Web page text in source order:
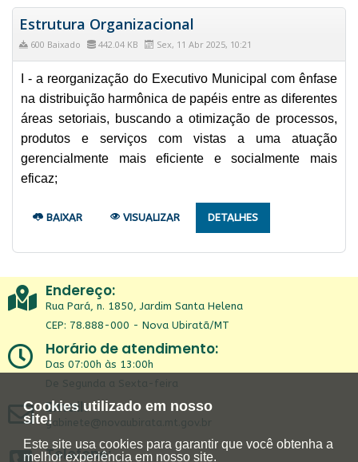
Cookies utilizado em nosso
site!
Este site usa cookies para garantir que você obtenha a
melhor experiência em nosso site.
Estrutura Organizacional
600 Baixado 442.04 KB Sex, 11 Abr 2025, 10:21
I - a reorganização do Executivo Municipal com ênfase
na distribuição harmônica de papéis entre as diferentes
áreas setoriais, buscando a otimização de processos,
produtos e serviços com vistas a uma atuação
gerencialmente mais eficiente e socialmente mais
eficaz;
BAIXAR VISUALIZAR DETALHES
Endereço:
Rua Pará, n. 1850, Jardim Santa Helena
CEP: 78.888-000 - Nova Ubiratã/MT
Horário de atendimento:
Das 07:00h às 13:00h
De Segunda a Sexta-feira
Email:
gabinete@novaubirata.mt.gov.br
Telefone: